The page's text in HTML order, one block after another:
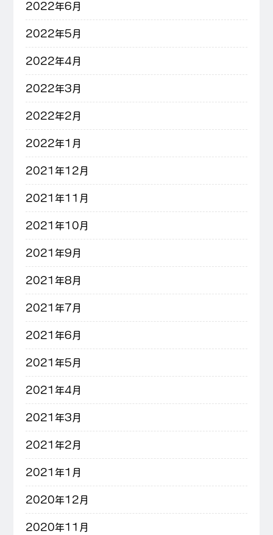
2022年6月
2022年5月
2022年4月
2022年3月
2022年2月
2022年1月
2021年12月
2021年11月
2021年10月
2021年9月
2021年8月
2021年7月
2021年6月
2021年5月
2021年4月
2021年3月
2021年2月
2021年1月
2020年12月
2020年11月